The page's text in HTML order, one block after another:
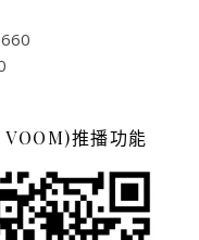
推播功能